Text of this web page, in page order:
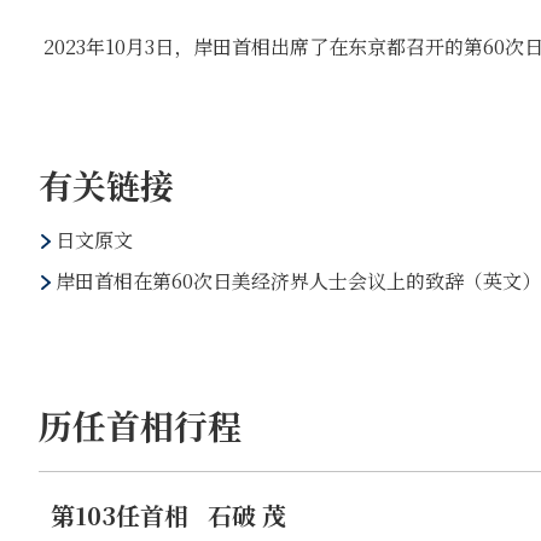
2023年10月3日，岸田首相出席了在东京都召开的第60次
有关链接
日文原文
岸田首相在第60次日美经济界人士会议上的致辞（英文）
历任首相行程
第103任首相 石破 茂